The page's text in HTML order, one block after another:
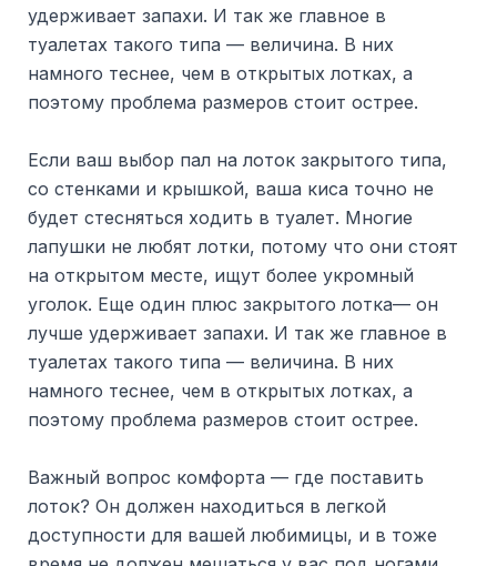
удерживает запахи. И так же главное в
туалетах такого типа — величина. В них
намного теснее, чем в открытых лотках, а
поэтому проблема размеров стоит острее.
Если ваш выбор пал на лоток закрытого типа,
со стенками и крышкой, ваша киса точно не
будет стесняться ходить в туалет. Многие
лапушки не любят лотки, потому что они стоят
на открытом месте, ищут более укромный
уголок. Еще один плюс закрытого лотка— он
лучше удерживает запахи. И так же главное в
туалетах такого типа — величина. В них
намного теснее, чем в открытых лотках, а
поэтому проблема размеров стоит острее.
Важный вопрос комфорта — где поставить
лоток? Он должен находиться в легкой
доступности для вашей любимицы, и в тоже